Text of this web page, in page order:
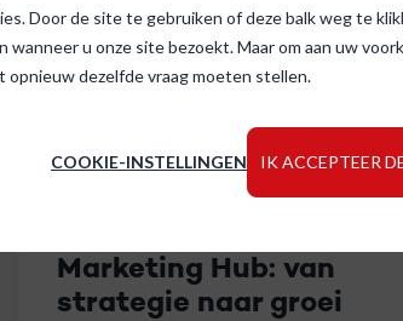
Door de site te gebruiken of deze balk weg te
u onze site bezoekt. Maar om aan uw
dezelfde vraag moeten stellen.
COOKIE-INSTELLINGEN IK ACCEPTEER
ondersteunt je met alle
Marketing Hub: van
strategie naar groei